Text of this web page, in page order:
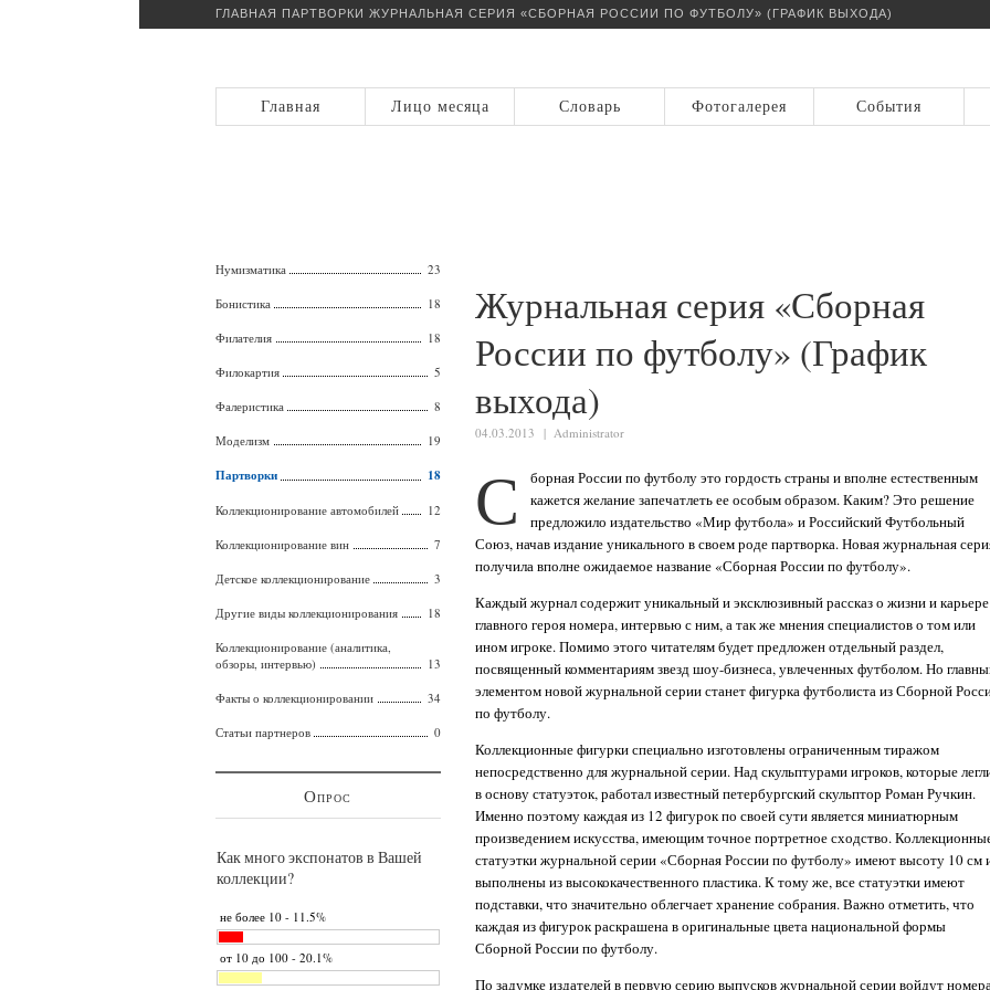
ГЛАВНАЯ ПАРТВОРКИ ЖУРНАЛЬНАЯ СЕРИЯ «СБОРНАЯ РОССИИ ПО ФУТБОЛУ» (ГРАФИК ВЫХОДА)
Главная Лицо месяца Словарь Фотогалерея События
Журнальная серия «Сборная
России по футболу» (График
выхода)
04.03.2013 | Administrator
С
борная России по футболу это гордость страны и вполне естественным
кажется желание запечатлеть ее особым образом. Каким? Это решение
предложило издательство «Мир футбола» и Российский Футбольный
Союз, начав издание уникального в своем роде партворка. Новая журнальная
получила вполне ожидаемое название «Сборная России по футболу».
Каждый журнал содержит уникальный и эксклюзивный рассказ о жизни и карьере
главного героя номера, интервью с ним, а так же мнения специалистов о том или
ином игроке. Помимо этого читателям будет предложен отдельный раздел,
посвященный комментариям звезд шоу-бизнеса, увлеченных футболом. Но
элементом новой журнальной серии станет фигурка футболиста из Сборной
по футболу.
Коллекционные фигурки специально изготовлены ограниченным тиражом
непосредственно для журнальной серии. Над скульптурами игроков, которые
в основу статуэток, работал известный петербургский скульптор Роман Ручкин.
Именно поэтому каждая из 12 фигурок по своей сути является миниатюрным
произведением искусства, имеющим точное портретное сходство.
статуэтки журнальной серии «Сборная России по футболу» имеют высоту 10 см
выполнены из высококачественного пластика. К тому же, все статуэтки имеют
подставки, что значительно облегчает хранение собрания. Важно отметить, что
каждая из фигурок раскрашена в оригинальные цвета национальной формы
Сборной России по футболу.
По задумке издателей в первую серию выпусков журнальной серии войдут
Нумизматика 23
Бонистика 18
Филателия 18
Филокартия 5
Фалеристика 8
Моделизм 19
Партворки 18
Коллекционирование автомобилей 12
Коллекционирование вин 7
Детское коллекционирование 3
Другие виды коллекционирования 18
Коллекционирование (аналитика,
обзоры, интервью)
13
Факты о коллекционировании 34
Статьи партнеров 0
Опрос
Как много экспонатов в Вашей
коллекции?
не более 10 - 11.5%
от 10 до 100 - 20.1%